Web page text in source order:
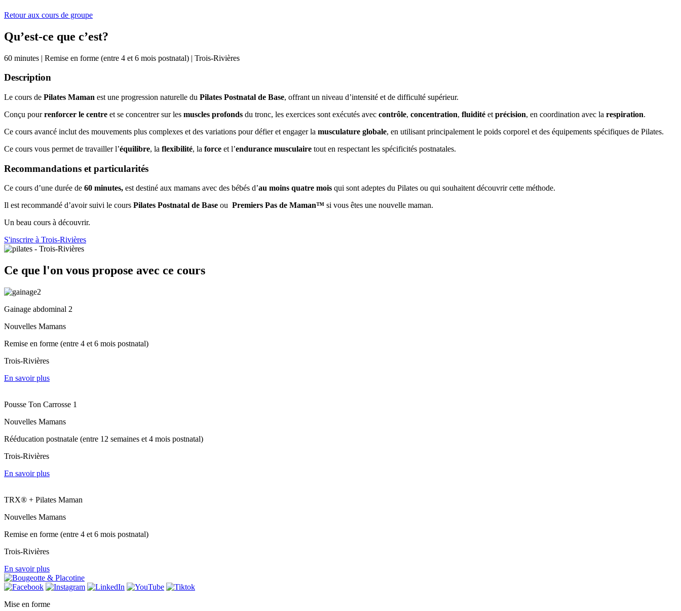
Retour aux cours de groupe
Qu’est-ce que c’est?
60 minutes | Remise en forme (entre 4 et 6 mois postnatal) | Trois-Rivières
Description
Le cours de Pilates Maman est une progression naturelle du Pilates Postnatal de Base, offrant un niveau d’intensité et de difficulté supérieur.
Conçu pourrenforcer le centre et se concentrer sur les muscles profonds du tronc, les exercices sont exécutés avec contrôle, concentration, fluidité et précision, en coordination avec la respiration.
Ce cours avancé inclut des mouvements plus complexes et des variations pour défier et engager la musculature globale, en utilisant principalement le poids corporel et des équipements spécifiques de Pilates.
Ce cours vous permet de travailler l’équilibre, la flexibilité, la force et l’endurance musculaire tout en respectant les spécificités postnatales.
Recommandations et particularités
Ce cours d’une durée de 60 minutes, est destiné aux mamans avec des bébés d’au moins quatre mois qui sont adeptes du Pilates ou qui souhaitent découvrir cette méthode.
Il est recommandé d’avoir suivi le cours Pilates Postnatal de Base ou Premiers Pas de Maman™️ si vous êtes une nouvelle maman.
Un beau cours à découvrir.
S'inscrire à Trois-Rivières
Ce que l'on vous propose avec ce cours
Gainage abdominal 2
Nouvelles Mamans
Remise en forme (entre 4 et 6 mois postnatal)
Trois-Rivières
En savoir plus
Pousse Ton Carrosse 1
Nouvelles Mamans
Rééducation postnatale (entre 12 semaines et 4 mois postnatal)
Trois-Rivières
En savoir plus
TRX®️ + Pilates Maman
Nouvelles Mamans
Remise en forme (entre 4 et 6 mois postnatal)
Trois-Rivières
En savoir plus
Mise en forme